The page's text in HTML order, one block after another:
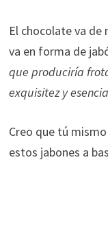
El chocolate va de
va en forma de
que produciría
exquisitez y
Creo que tú
estos jabones a